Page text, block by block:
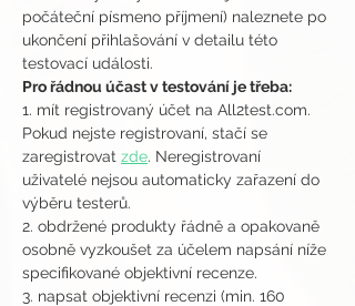
počáteční písmeno příjmení) naleznete po
ukončení přihlašování v detailu této
testovací události.
Pro řádnou účast v testování je třeba:
1. mít registrovaný účet na All2test.com.
Pokud nejste registrovaní, stačí se
zaregistrovat zde. Neregistrovaní
uživatelé nejsou automaticky zařazení do
výběru testerů.
2. obdržené produkty řádně a opakovaně
osobně vyzkoušet za účelem napsání níže
specifikované objektivní recenze.
3. napsat objektivní recenzi (min. 160